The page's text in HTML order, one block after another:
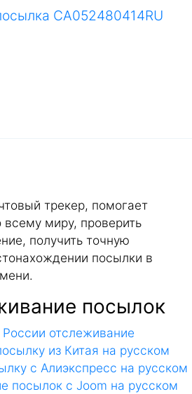
CA052480414RU
трекер, помогает
всему миру, проверить
получить точную
посылки в
посылок
России отслеживание
из Китая на русском
с Алиэкспресс на русском
посылок с Joom на русском